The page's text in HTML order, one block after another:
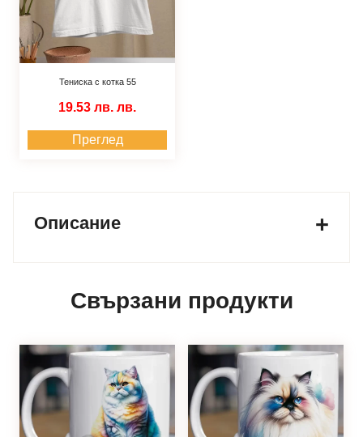
Тениска с котка 55
19.53 лв. лв.
Преглед
Описание
Свързани продукти